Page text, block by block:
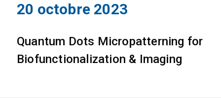
20 octobre 2023
Quantum Dots Micropatterning for
Biofunctionalization & Imaging